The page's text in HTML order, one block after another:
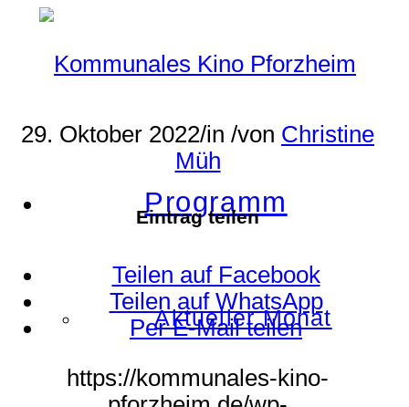
Programm
Aktueller Monat
29. Oktober 2022/in /von Christine
Müh
Eintrag teilen
Teilen auf Facebook
Teilen auf WhatsApp
Per E-Mail teilen
https://kommunales-kino-